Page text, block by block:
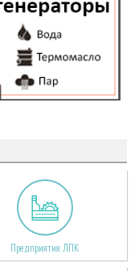
Предприятия ЛПК